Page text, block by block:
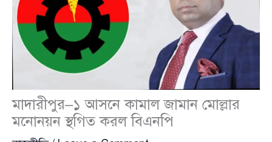
মাদারীপুর–১ আসনে কামাল জামান মোল্লার
মনোনয়ন স্থগিত করল বিএনপি